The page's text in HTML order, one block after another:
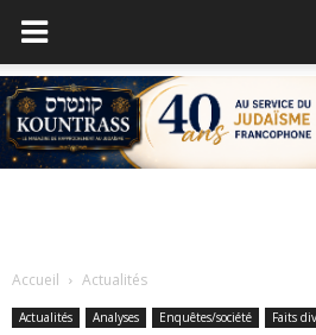
Accueil Actualités
Actualités Analyses Enquêtes/société Faits